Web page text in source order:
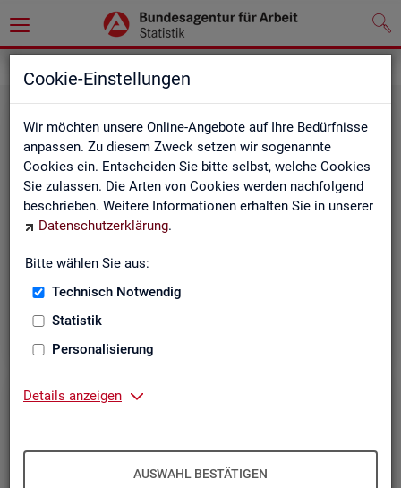
Cookie-Einstellungen
Wir möchten unsere Online-Angebote auf Ihre Bedürfnisse
anpassen. Zu diesem Zweck setzen wir sogenannte
Cookies ein. Entscheiden Sie bitte selbst, welche Cookies
Sie zulassen. Die Arten von Cookies werden nachfolgend
beschrieben. Weitere Informationen erhalten Sie in unserer
Datenschutzerklärung.
Bitte wählen Sie aus:
Technisch Notwendig
Statistik
Personalisierung
Details anzeigen
AUSWAHL BESTÄTIGEN
Rund­schau Ar­beits­markt